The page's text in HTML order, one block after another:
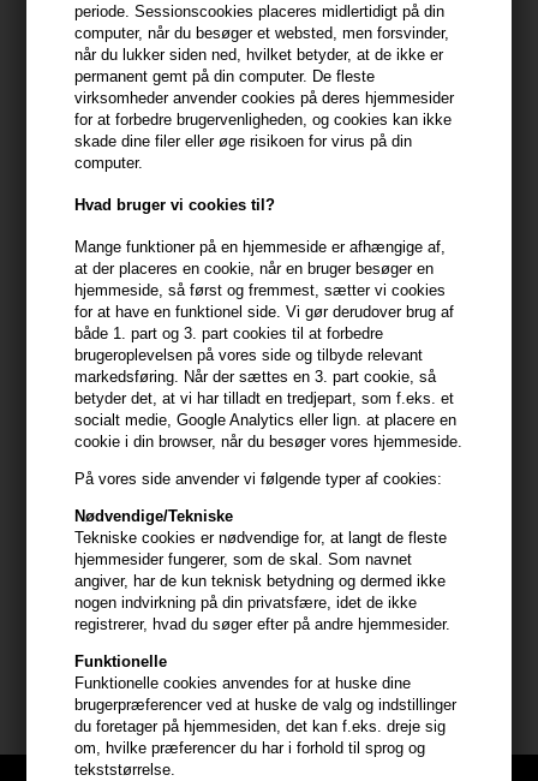
periode. Sessionscookies placeres midlertidigt på din
computer, når du besøger et websted, men forsvinder,
når du lukker siden ned, hvilket betyder, at de ikke er
permanent gemt på din computer. De fleste
virksomheder anvender cookies på deres hjemmesider
for at forbedre brugervenligheden, og cookies kan ikke
skade dine filer eller øge risikoen for virus på din
computer.
Hvad bruger vi cookies til?
Mange funktioner på en hjemmeside er afhængige af,
at der placeres en cookie, når en bruger besøger en
hjemmeside, så først og fremmest, sætter vi cookies
for at have en funktionel side. Vi gør derudover brug af
både 1. part og 3. part cookies til at forbedre
brugeroplevelsen på vores side og tilbyde relevant
markedsføring. Når der sættes en 3. part cookie, så
betyder det, at vi har tilladt en tredjepart, som f.eks. et
socialt medie, Google Analytics eller lign. at placere en
cookie i din browser, når du besøger vores hjemmeside.
På vores side anvender vi følgende typer af cookies:
Nødvendige/Tekniske
Tekniske cookies er nødvendige for, at langt de fleste
hjemmesider fungerer, som de skal. Som navnet
angiver, har de kun teknisk betydning og dermed ikke
nogen indvirkning på din privatsfære, idet de ikke
registrerer, hvad du søger efter på andre hjemmesider.
Funktionelle
Funktionelle cookies anvendes for at huske dine
brugerpræferencer ved at huske de valg og indstillinger
du foretager på hjemmesiden, det kan f.eks. dreje sig
om, hvilke præferencer du har i forhold til sprog og
tekststørrelse.
Olaplex No. 4 Fine Bond Maintenance Shampoo er en letvægts
shampoo specielt udviklet til fint hår. Den styrker hårets struktur
indefra, reducerer spaltede spidser og efterlader håret silkeblødt
uden at tynge. Shampooen er beriget med den patenterede
Olaplex Bond Building Technology, som hjælper med at
genopbygge svækket hår og forbedre elasticiteten.
- Skånsom og let formel til fint hår
- Genopbygger og styrker hårets bindinger
- Reducerer spaltede spidser og knækket hår
- Giver volumen uden at tynge håret
- Fri for sulfater, parabener og silikone
- Efterlader håret glansfuldt og blødt
Anvendelse
- Påfør i vådt hår og massér ind i hovedbunden
- Skum op og arbejd shampooen ud i længderne
- Skyl grundigt med vand
- Gentag ved behov for ekstra rens
- Anvend efterfølgende Olaplex No. 5 balsam for optimal pleje
Størrelse: 1000ml.
Olaplex